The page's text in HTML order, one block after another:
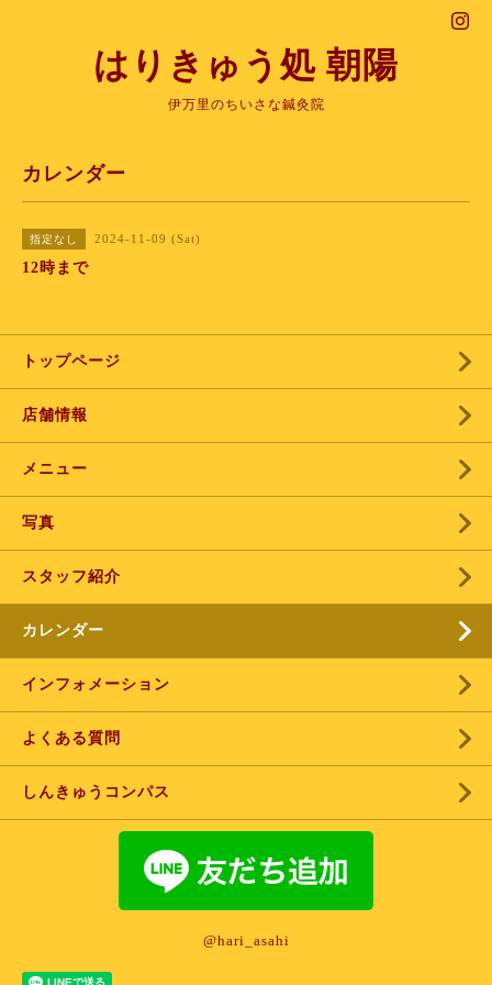
はりきゅう処 朝陽
伊万里のちいさな鍼灸院
カレンダー
指定なし 2024-11-09 (Sat)
12時まで
トップページ
店舗情報
メニュー
写真
スタッフ紹介
カレンダー
インフォメーション
よくある質問
しんきゅうコンパス
@hari_asahi